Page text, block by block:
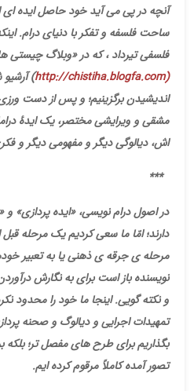
آنچه در پی می آید خود حاصل ایده ای
ساحت فلسفه و تفکر با دنیای درام.
فلسفی تیرداد ، که در «وبلاگ چیستی
(http://chistiha.blogfa.com
)
اندیشیدن برگزینیم؛ و پس از دست
مشقی و ویرایشی مختصر، یک ایدۀ
اش، دیالوگی دیگر و مفهومی دیگر و
***
در اصول درام نویسی، «ایده
دارند؛ امّا ما سعی کردیم یک مرحله
مرحله ی جرقه ی ذهنی یا به تعبیر
نویسنده باز است برای به نگارش
و نکته گویی. اینجا ما خود را محدود
تمهیدات اجرایی و دیالوگ و صحنه
بگذاریم برای طرح های مفصل تر؛
تصور آمده کاملاً مرقوم کرده ایم.